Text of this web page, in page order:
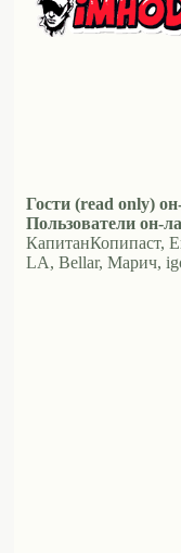
Гости (read only)
Пользователи он-
КапитанКопипаст,
LA, Bellar, Марич,